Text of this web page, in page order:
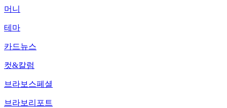
머니
테마
카드뉴스
컷&칼럼
브라보스페셜
브라보리포트